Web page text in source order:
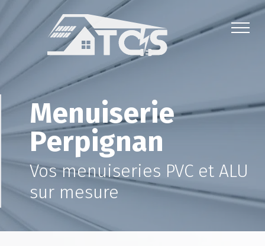
Menuiserie
Perpignan
Vos menuiseries PVC et ALU
sur mesure